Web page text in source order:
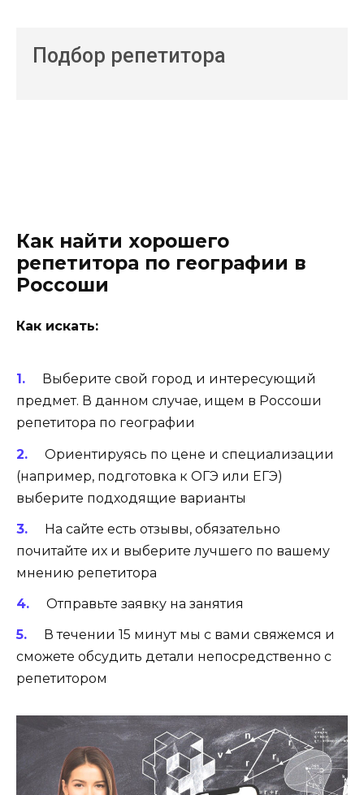
Подбор репетитора
Как найти хорошего
репетитора по географии в
Россоши
Как искать:
Выберите свой город и интересующий
предмет. В данном случае, ищем в Россоши
репетитора по географии
Ориентируясь по цене и специализации
(например, подготовка к ОГЭ или ЕГЭ)
выберите подходящие варианты
На сайте есть отзывы, обязательно
почитайте их и выберите лучшего по вашему
мнению репетитора
Отправьте заявку на занятия
В течении 15 минут мы с вами свяжемся и
сможете обсудить детали непосредственно с
репетитором